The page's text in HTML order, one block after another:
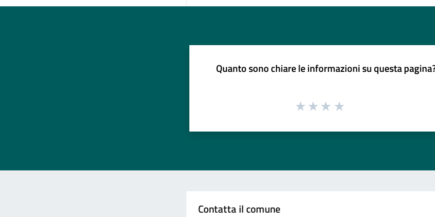
Quanto sono chiare le informazioni su questa
Contatta il comune